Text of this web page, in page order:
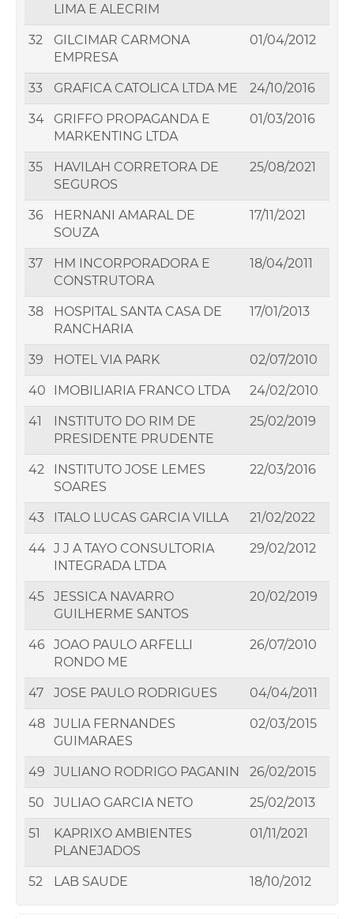
LIMA E ALECRIM
32
GILCIMAR CARMONA
EMPRESA
01/04/2012
33 GRAFICA CATOLICA LTDA ME 24/10/2016
34
GRIFFO PROPAGANDA E
MARKENTING LTDA
01/03/2016
35
HAVILAH CORRETORA DE
SEGUROS
25/08/2021
36
HERNANI AMARAL DE
SOUZA
17/11/2021
37
HM INCORPORADORA E
CONSTRUTORA
18/04/2011
38
HOSPITAL SANTA CASA DE
RANCHARIA
17/01/2013
39 HOTEL VIA PARK 02/07/2010
40 IMOBILIARIA FRANCO LTDA 24/02/2010
41
INSTITUTO DO RIM DE
PRESIDENTE PRUDENTE
25/02/2019
42
INSTITUTO JOSE LEMES
SOARES
22/03/2016
43 ITALO LUCAS GARCIA VILLA 21/02/2022
44 J J A TAYO CONSULTORIA
INTEGRADA LTDA
29/02/2012
45
JESSICA NAVARRO
GUILHERME SANTOS
20/02/2019
46 JOAO PAULO ARFELLI
RONDO ME
26/07/2010
47 JOSE PAULO RODRIGUES 04/04/2011
48 JULIA FERNANDES
GUIMARAES
02/03/2015
49 JULIANO RODRIGO PAGANIN 26/02/2015
50 JULIAO GARCIA NETO 25/02/2013
51
KAPRIXO AMBIENTES
PLANEJADOS
01/11/2021
52 LAB SAUDE 18/10/2012